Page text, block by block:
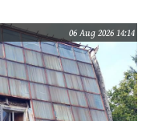
06 Aug 2026 14:14